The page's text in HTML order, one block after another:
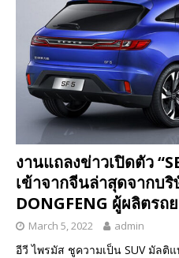
งานแถลงข่าวเปิดตัว
เข้าจากจีนล่าสุดจากบริ
DONGFENG ผู้ผลิตร
March 5, 2022 admin
อีวี ไพรมัส ชูความเป็น SUV มัลติ